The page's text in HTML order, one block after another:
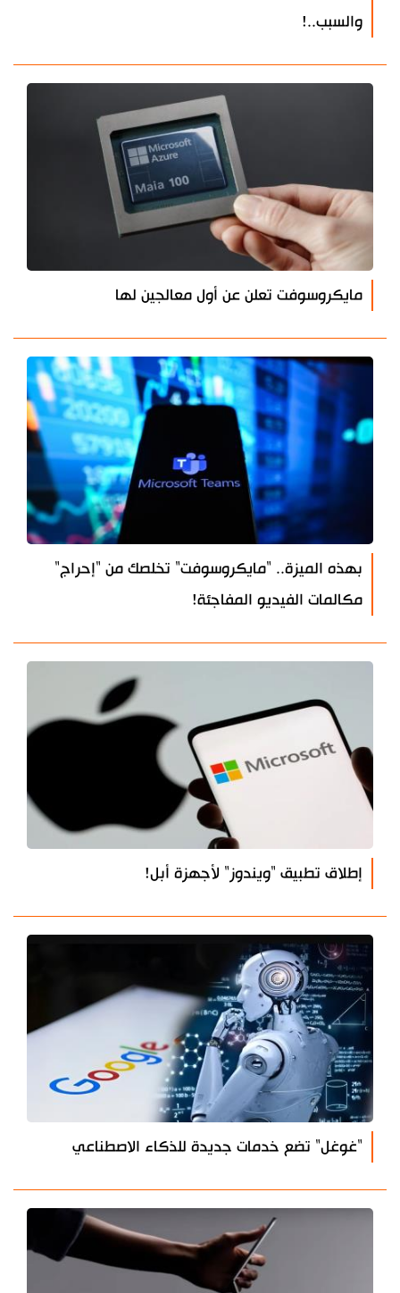
والسبب..!
مايكروسوفت تعلن عن أول معالجين لها
بهذه الميزة.. "مايكروسوفت" تخلصك من "إحراج"
مكالمات الفيديو المفاجئة!
إطلاق تطبيق "ويندوز" لأجهزة أبل!
"غوغل" تضع خدمات جديدة للذكاء الاصطناعي